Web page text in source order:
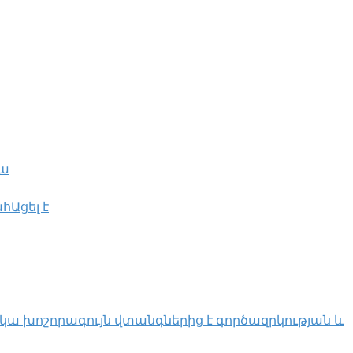
է
խոշորագույն վտանգներից է գործազրկության և